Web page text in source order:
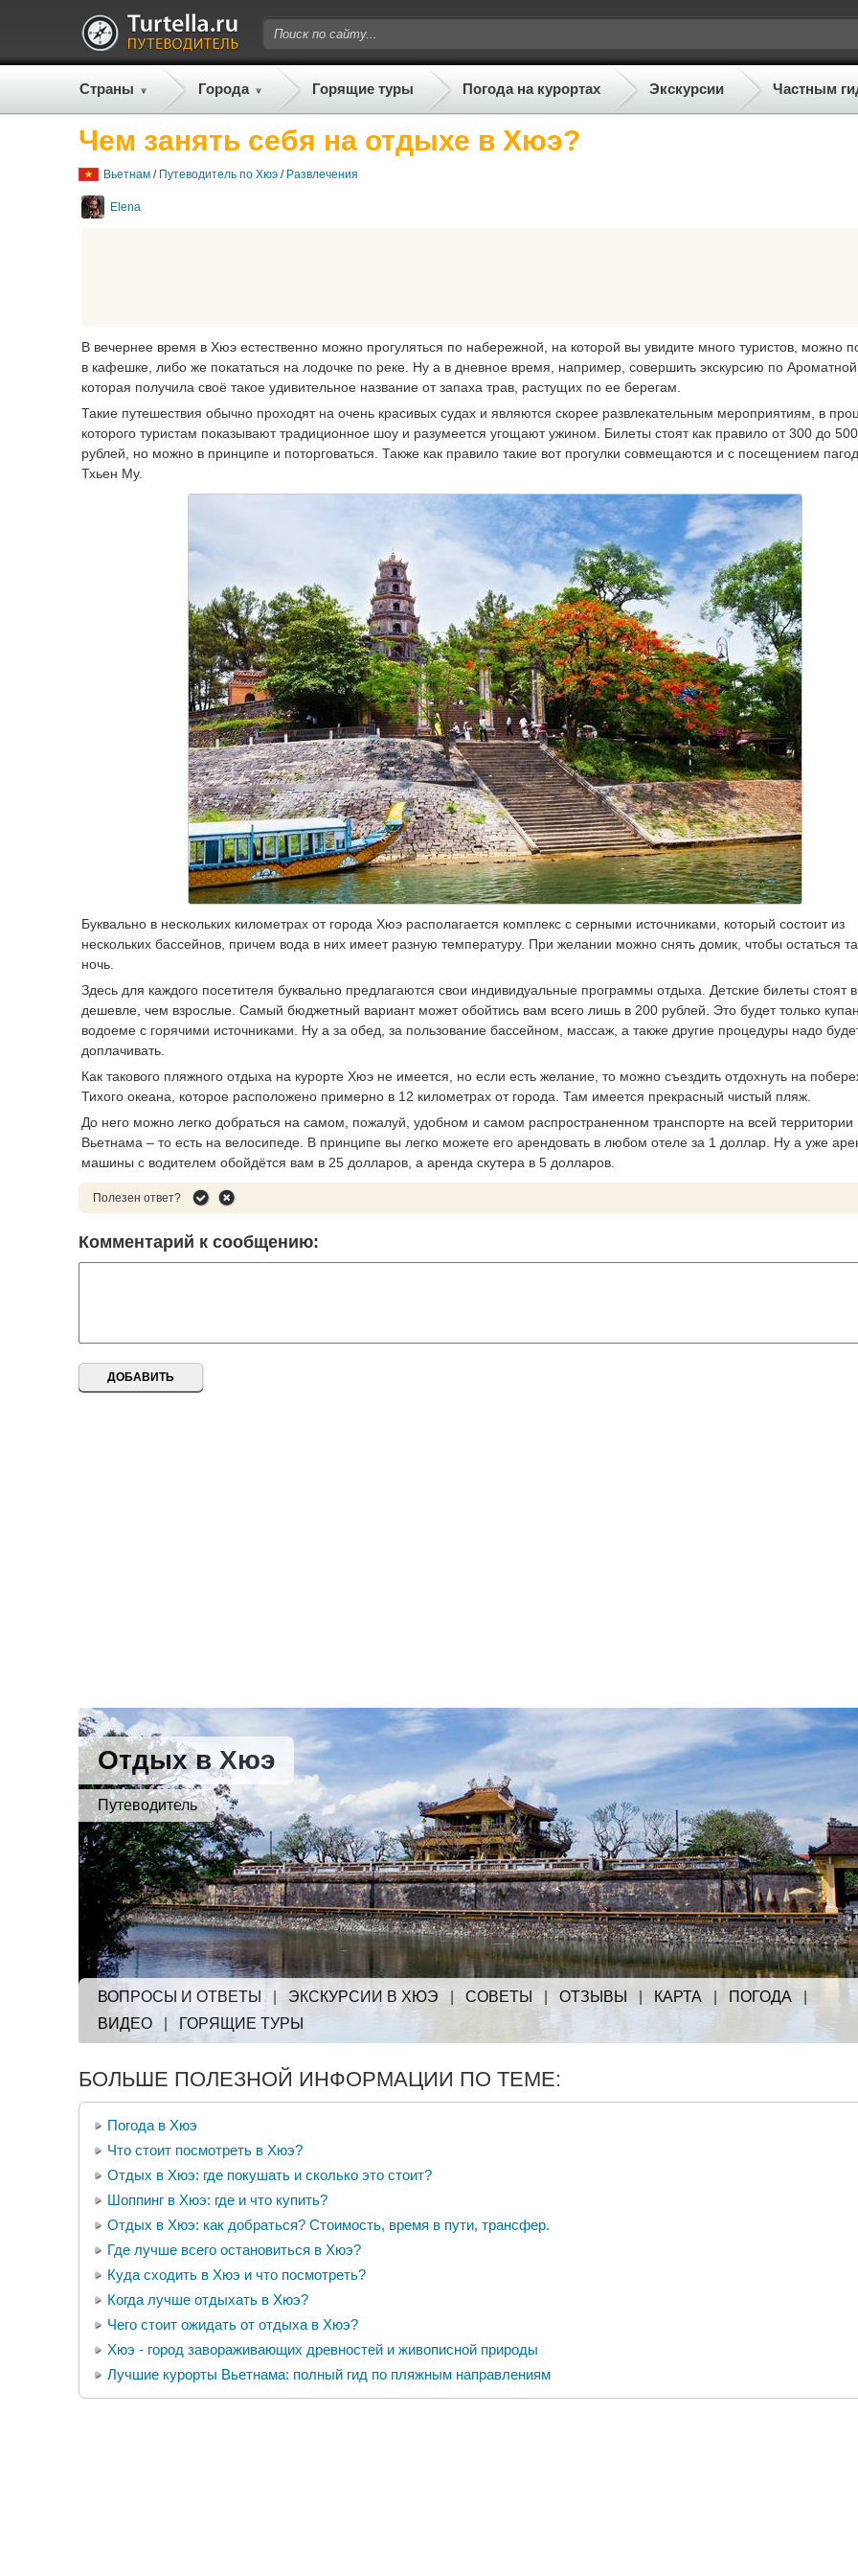
Страны Города Горящие туры Погода на курортах Экскурсии Частным
Чем занять себя на отдыхе в Хюэ?
Вьетнам / Путеводитель по Хюэ / Развлечения
Elena
В вечернее время в Хюэ естественно можно прогуляться по набережной, на которой вы увидите много туристов, можно
в кафешке, либо же покататься на лодочке по реке. Ну а в дневное время, например, совершить экскурсию по
которая получила своё такое удивительное название от запаха трав, растущих по ее берегам.
Такие путешествия обычно проходят на очень красивых судах и являются скорее развлекательным мероприятиям, в
которого туристам показывают традиционное шоу и разумеется угощают ужином. Билеты стоят как правило от 300 до 500
рублей, но можно в принципе и поторговаться. Также как правило такие вот прогулки совмещаются и с посещением
Тхьен Му.
Буквально в нескольких километрах от города Хюэ располагается комплекс с серными источниками, который состоит из
нескольких бассейнов, причем вода в них имеет разную температуру. При желании можно снять домик, чтобы остаться
ночь.
Здесь для каждого посетителя буквально предлагаются свои индивидуальные программы отдыха. Детские билеты стоят
дешевле, чем взрослые. Самый бюджетный вариант может обойтись вам всего лишь в 200 рублей. Это будет только
водоеме с горячими источниками. Ну а за обед, за пользование бассейном, массаж, а также другие процедуры надо
доплачивать.
Как такового пляжного отдыха на курорте Хюэ не имеется, но если есть желание, то можно съездить отдохнуть на
Тихого океана, которое расположено примерно в 12 километрах от города. Там имеется прекрасный чистый пляж.
До него можно легко добраться на самом, пожалуй, удобном и самом распространенном транспорте на всей территории
Вьетнама – то есть на велосипеде. В принципе вы легко можете его арендовать в любом отеле за 1 доллар. Ну а уже
машины с водителем обойдётся вам в 25 долларов, а аренда скутера в 5 долларов.
Полезен ответ?
Комментарий к сообщению:
Отдых в Хюэ
Путеводитель
ВОПРОСЫ И ОТВЕТЫ ЭКСКУРСИИ В ХЮЭ СОВЕТЫ ОТЗЫВЫ КАРТА ПОГОДА
ВИДЕО
ГОРЯЩИЕ ТУРЫ
БОЛЬШЕ ПОЛЕЗНОЙ ИНФОРМАЦИИ ПО ТЕМЕ:
Погода в Хюэ
Что стоит посмотреть в Хюэ?
Отдых в Хюэ: где покушать и сколько это стоит?
Шоппинг в Хюэ: где и что купить?
Отдых в Хюэ: как добраться? Стоимость, время в пути, трансфер.
Где лучше всего остановиться в Хюэ?
Куда сходить в Хюэ и что посмотреть?
Когда лучше отдыхать в Хюэ?
Чего стоит ожидать от отдыха в Хюэ?
Хюэ - город завораживающих древностей и живописной природы
Лучшие курорты Вьетнама: полный гид по пляжным направлениям